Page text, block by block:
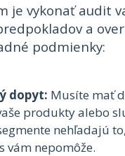
je vykonať audit
a
podmienky:
dopyt: Musíte mať
produkty alebo
nehľadajú
vám nepomôže.